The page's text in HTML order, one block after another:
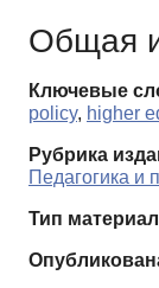
Общая
Ключевые
policy, higher
Рубрика
Педагогика и
Тип